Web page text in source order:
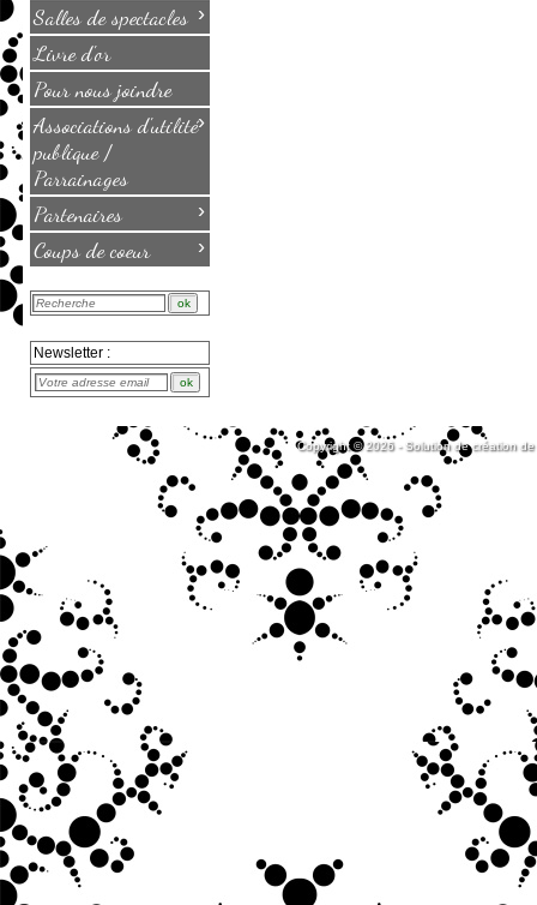
Salles de spectacles ›
Livre d'or
Pour nous joindre
Associations d'utilité
publique /
Parrainages
›
Partenaires ›
Coups de coeur ›
Newsletter :
Copyright © 2026 - Solution de création